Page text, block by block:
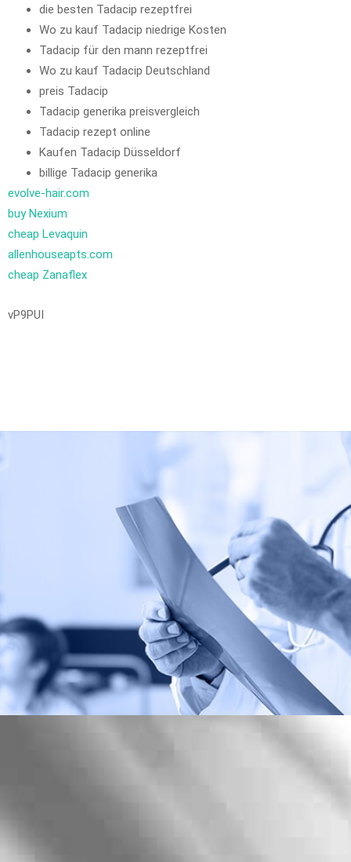
die besten Tadacip rezeptfrei
Wo zu kauf Tadacip niedrige Kosten
Tadacip für den mann rezeptfrei
Wo zu kauf Tadacip Deutschland
preis Tadacip
Tadacip generika preisvergleich
Tadacip rezept online
Kaufen Tadacip Düsseldorf
billige Tadacip generika
evolve-hair.com
buy Nexium
cheap Levaquin
allenhouseapts.com
cheap Zanaflex
vP9PUI